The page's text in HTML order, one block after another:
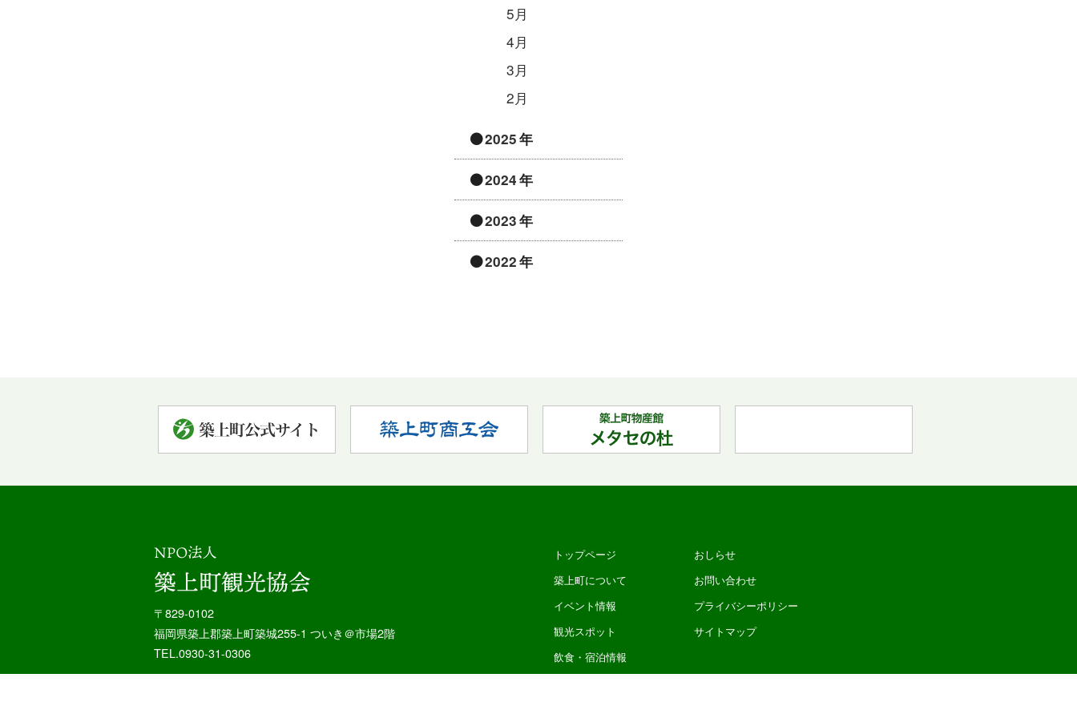
5月
4月
3月
2月
2025
2024
2023
2022
〒829-0102
福岡県築上郡築上町築城255-1 ついき＠市場2階
TEL.0930-31-0306
トップページ
築上町について
イベント情報
観光スポット
飲食・宿泊情報
おしらせ
お問い合わせ
プライバシーポリシー
サイトマップ